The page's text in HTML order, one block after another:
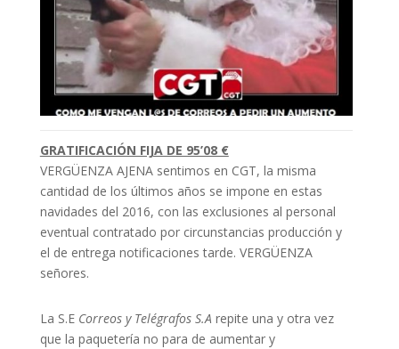
GRATIFICACIÓN FIJA DE 95’08 €
VERGÜENZA AJENA sentimos en CGT, la misma
cantidad de los últimos años se impone en estas
navidades del 2016, con las exclusiones al personal
eventual contratado por circunstancias producción y
el de entrega notificaciones tarde. VERGÜENZA
señores.
La S.ECorreos y Telégrafos S.A repite una y otra vez
que la paquetería no para de aumentar y